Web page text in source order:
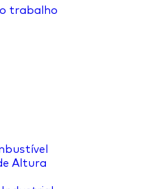
trabalho
Altura